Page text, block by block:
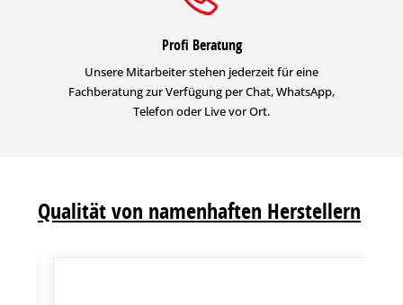
Profi Beratung
Unsere Mitarbeiter stehen jederzeit für eine
Fachberatung zur Verfügung per Chat, WhatsApp,
Telefon oder Live vor Ort.
Qualität von namenhaften Herstellern